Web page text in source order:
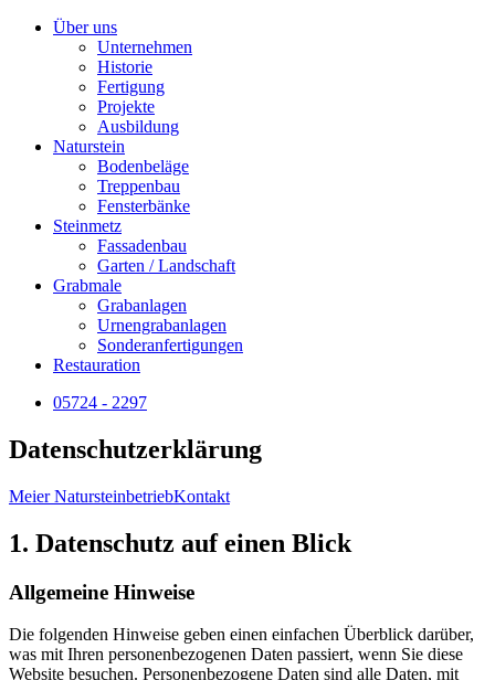
Über uns
Unternehmen
Historie
Fertigung
Projekte
Ausbildung
Naturstein
Bodenbeläge
Treppenbau
Fensterbänke
Steinmetz
Fassadenbau
Garten / Landschaft
Grabmale
Grabanlagen
Urnengrabanlagen
Sonderanfertigungen
Restauration
05724 - 2297
Datenschutzerklärung
Meier NatursteinbetriebKontakt
1. Datenschutz auf einen Blick
Allgemeine Hinweise
Die folgenden Hinweise geben einen einfachen Überblick darüber,
was mit Ihren personenbezogenen Daten passiert, wenn Sie diese
Website besuchen. Personenbezogene Daten sind alle Daten, mit